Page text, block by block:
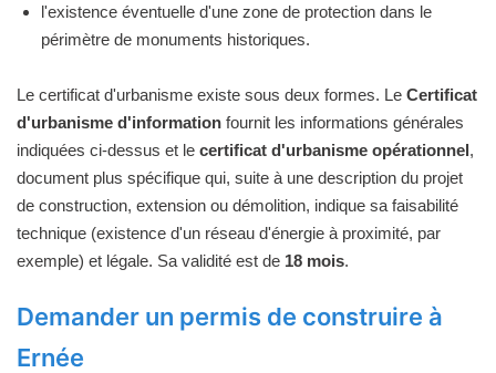
l'existence éventuelle d'une zone de protection dans le
périmètre de monuments historiques.
Le certificat d'urbanisme existe sous deux formes. Le Certificat
d'urbanisme d'information fournit les informations générales
indiquées ci-dessus et le certificat d'urbanisme opérationnel,
document plus spécifique qui, suite à une description du projet
de construction, extension ou démolition, indique sa faisabilité
technique (existence d'un réseau d'énergie à proximité, par
exemple) et légale. Sa validité est de 18 mois.
Demander un permis de construire à
Ernée